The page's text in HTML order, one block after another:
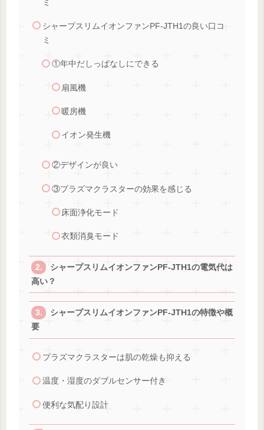
ミ
シャープスリムイオンファンPF-JTH1の良い口コ
ミ
①年中だしっぱなしにできる
扇風機
暖房機
イオン発生機
②デザインが良い
③プラズマクラスターの効果を感じる
床面浄化モード
衣類消臭モード
シャープスリムイオンファンPF-JTH1の電気代は
高い？
シャープスリムイオンファンPF-JTH1の特徴や概
要
プラズマクラスターは肌の乾燥も抑える
温度・湿度のダブルセンサー付き
便利な気配り設計